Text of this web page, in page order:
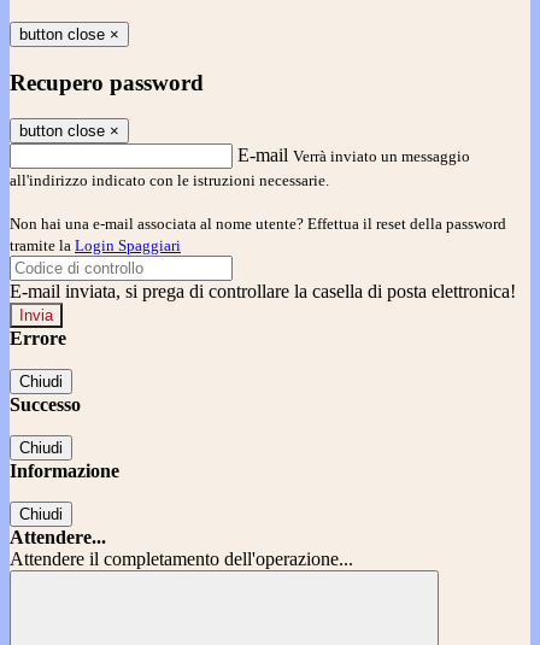
button close ×
Recupero password
button close ×
E-mail Verrà inviato un messaggio
all'indirizzo indicato con le istruzioni necessarie.
Non hai una e-mail associata al nome utente? Effettua il reset della password
tramite la Login Spaggiari
E-mail inviata, si prega di controllare la casella di posta elettronica!
Errore
Chiudi
Successo
Chiudi
Informazione
Chiudi
Attendere...
Attendere il completamento dell'operazione...